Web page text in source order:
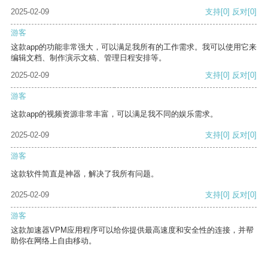
2025-02-09
支持[0] 反对[0]
游客
这款app的功能非常强大，可以满足我所有的工作需求。我可以使用它来
编辑文档、制作演示文稿、管理日程安排等。
2025-02-09
支持[0] 反对[0]
游客
这款app的视频资源非常丰富，可以满足我不同的娱乐需求。
2025-02-09 支持[0] 反对[0]
游客
这款软件简直是神器，解决了我所有问题。
2025-02-09 支持[0] 反对[0]
游客
这款加速器VPM应用程序可以给你提供最高速度和安全性的连接，并帮
助你在网络上自由移动。